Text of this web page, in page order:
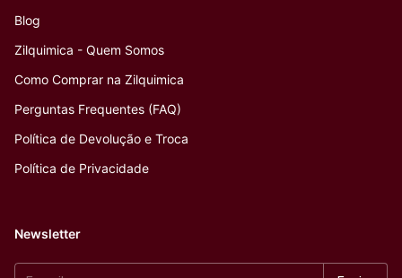
Blog
Zilquimica - Quem Somos
Como Comprar na Zilquimica
Perguntas Frequentes (FAQ)
Política de Devolução e Troca
Política de Privacidade
Newsletter